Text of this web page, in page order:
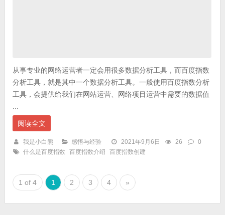
从事专业的网络运营者一定会用很多数据分析工具，而百度指数
分析工具，就是其中一个数据分析工具。一般使用百度指数分析
工具，会提供给我们在网站运营、网络项目运营中需要的数据值
...
阅读全文
我是小白熊 感悟与经验 2021年9月6日 26
0
什么是百度指数
百度指数介绍 百度指数创建
1 of 4 1 2 3 4 »